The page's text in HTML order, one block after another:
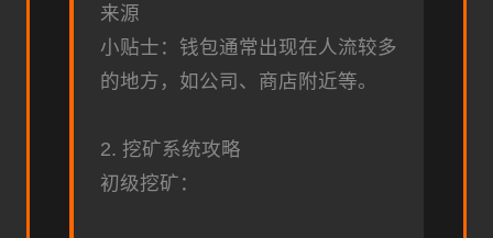
来源
小贴士：钱包通常出现在人流较多
的地方，如公司、商店附近等。
2. 挖矿系统攻略
初级挖矿：